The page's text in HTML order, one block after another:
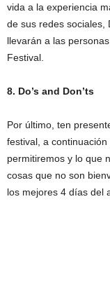
vida a la experiencia
de sus redes sociales,
llevarán a las
Festival.
8. Do’s and Don’ts
Por último, ten
festival, a
permitiremos y lo que
cosas que no son
los mejores 4 días del